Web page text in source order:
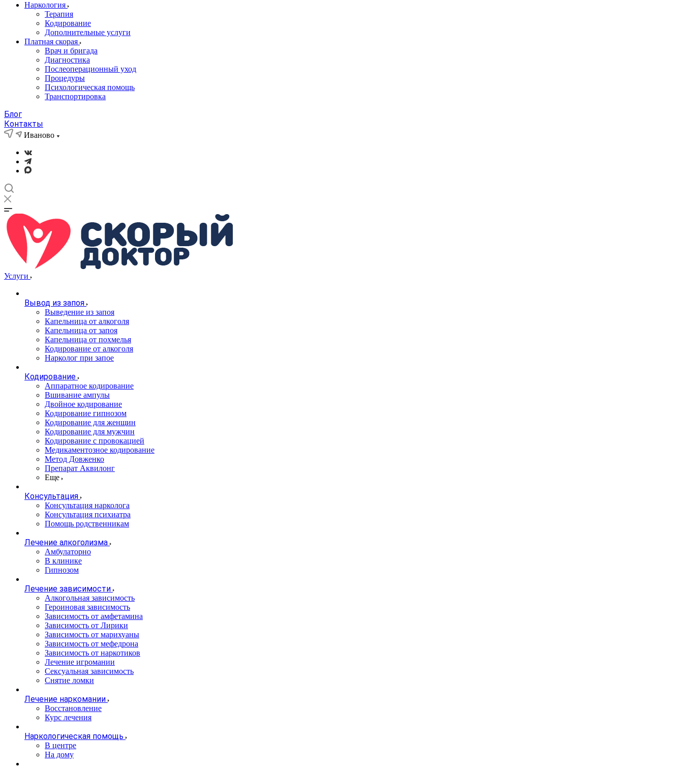
Наркология
Терапия
Кодирование
Дополнительные услуги
Платная скорая
Врач и бригада
Диагностика
Послеоперационный уход
Процедуры
Психологическая помощь
Транспортировка
Блог
Контакты
Иваново
Услуги
Вывод из запоя
Выведение из запоя
Капельница от алкоголя
Капельница от запоя
Капельница от похмелья
Кодирование от алкоголя
Нарколог при запое
Кодирование
Аппаратное кодирование
Вшивание ампулы
Двойное кодирование
Кодирование гипнозом
Кодирование для женщин
Кодирование для мужчин
Кодирование с провокацией
Медикаментозное кодирование
Метод Довженко
Препарат Аквилонг
Еще
Консультация
Консультация нарколога
Консультация психиатра
Помощь родственникам
Лечение алкоголизма
Амбулаторно
В клинике
Гипнозом
Лечение зависимости
Алкогольная зависимость
Героиновая зависимость
Зависимость от амфетамина
Зависимость от Лирики
Зависимость от марихуаны
Зависимость от мефедрона
Зависимость от наркотиков
Лечение игромании
Сексуальная зависимость
Снятие ломки
Лечение наркомании
Восстановление
Курс лечения
Наркологическая помощь
В центре
На дому